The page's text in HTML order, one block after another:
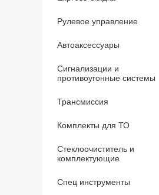
Рулевое управление
Автоаксессуары
Сигнализации и
противоугонные системы
Трансмиссия
Комплекты для ТО
Стеклоочиститель и
комплектующие
Спец инструменты